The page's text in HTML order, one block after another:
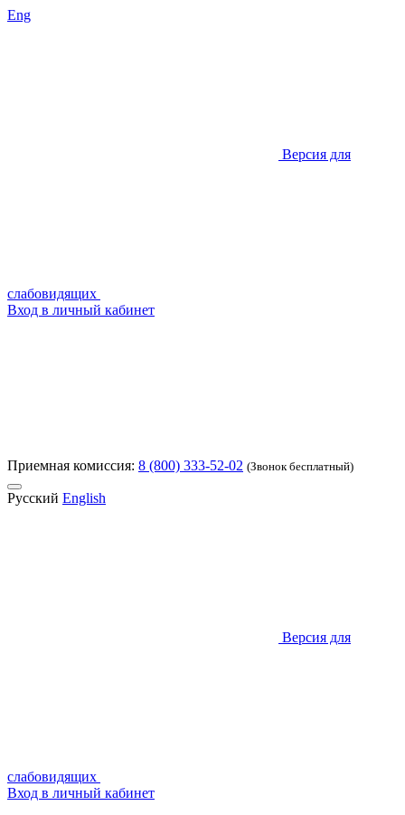
Eng
Версия для
слабовидящих
Вход в личный кабинет
Приемная комиссия: 8 (800) 333-52-02 (Звонок бесплатный)
Русский English
Версия для
слабовидящих
Вход в личный кабинет